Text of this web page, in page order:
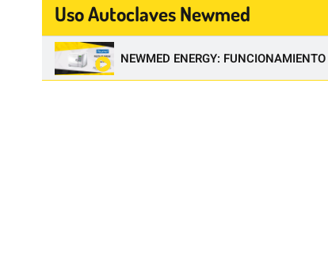
Uso Autoclaves Newmed
NEWMED ENERGY: FUNCIONAMIENTO